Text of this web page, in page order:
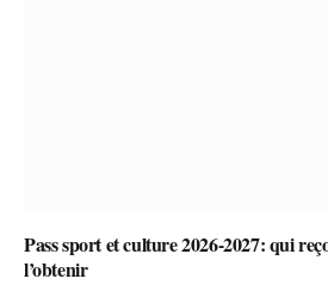
Pass sport et culture 2026-2027: qui
l’obtenir